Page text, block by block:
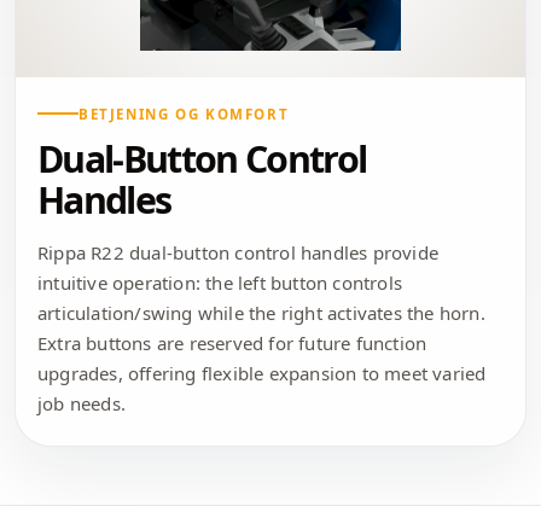
BETJENING OG KOMFORT
Dual-Button Control
Handles
Rippa R22 dual-button control handles provide
intuitive operation: the left button controls
articulation/swing while the right activates the horn.
Extra buttons are reserved for future function
upgrades, offering flexible expansion to meet varied
job needs.